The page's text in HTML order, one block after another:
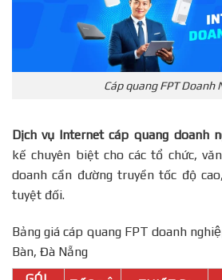
Cáp quang FPT Doanh
Dịch vụ Internet cáp quang doanh
kế chuyên biệt cho các tổ chức,
doanh cần đường truyền tốc độ
tuyệt đối.
Bảng giá cáp quang FPT doanh
Bàn, Đà Nẵng